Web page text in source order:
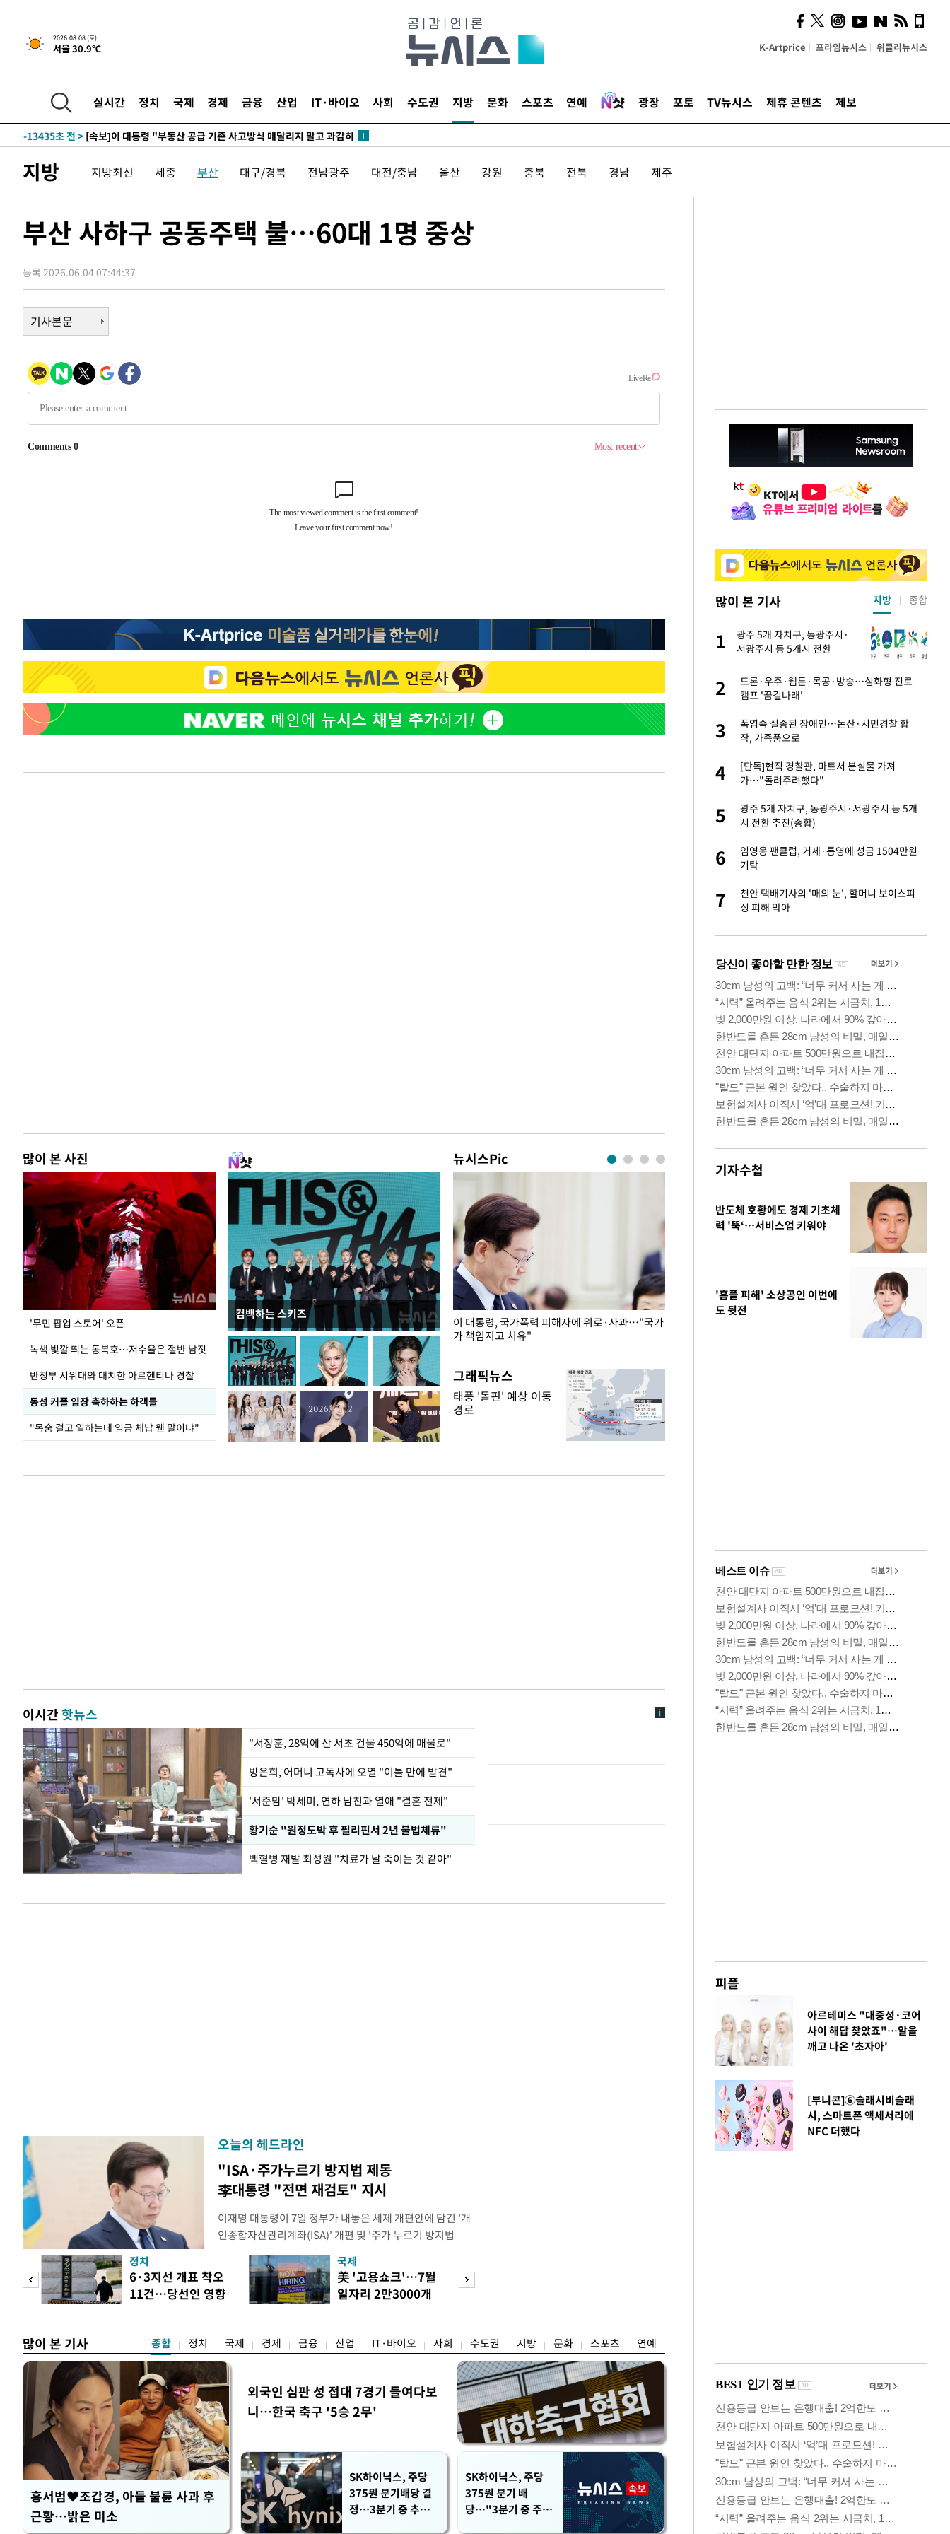
2026.08.08 (토)
서울 30.9℃ K-Artprice 프라임뉴시스 위클리뉴시스
실시간 정치 국제 경제 금융 산업 IT·바이오 사회 수도권 지방 문화 스포츠 연예 광장 포토 TV뉴시스 제휴 콘텐츠 제보
2시간 전 >[속보]규제합리화위원회 부위원장에 김태유 서울대 공대 교수…이병태
-18124초 전 >
하향수정 (2보)
-17572초 전 >
[속보] 미 사업체, 일자리 7월에 2.3만 개 줄어…실업률은 4.1%로
↓
-13435초 전 > [속보]이 대통령 "부동산 공급 기존 사고방식 매달리지 말고 과감히
실천"
운드는 임시"
-4088초 전 >
"낮 기온 소폭 하락"…수도권 폭염중대경보, 폭염경보로 하향
갈 수도
-1986초 전 >
낮 최고 37도 찜통더위…곳곳 소나기·강원 많은 비[내일날씨]
응"
47분 전 >여자배구 이재영·이다영 자매, 아제르바이잔 투란VC 입단
59분 전 >외국인 심판 성 접대 7경기 들여다보니…한국 축구 '5승 2무'
1시간 전 >[속보]코스닥, 2.86포인트(0.36%) 내린 798.81마감
1시간 전 >[속보]코스피, 6200선 약보합…0.60% 내린 6258.77에 마쳐
1시간 전 >[속보] 노원서 40.1도 관측…서울, 2018년 이후 첫 40도
1시간 전 >[속보]종합특검, '계엄 수용공간 확보' 신용해 前교정본부장 기소
2시간 전 >외신들도 주목한 韓축구 파문…"국민적 공분에 수사 재개"
2시간 전 >11시간 압수수색에 성접대 파문까지…'쑥대밭' 된 축구협회
2시간 전 >[속보]규제합리화위원회 부위원장에 김태유 서울대 공대 교수…이병태
[속보] 미 사업체, 일자리 7월에 2.3만 개 줄어…실업률은 4.1%로
[속보]이 대통령 "부동산 공급 기존 사고방식 매달리지 말고 과감히
갈 수도
-1986초 전 >
낮 최고 37도 찜통더위…곳곳 소나기·강원 많은 비[내일날씨]
-292초 전 >SK하이닉스, 용인·청주 팹에 54조 투자…"AI 메모리 수요 선제 대
응"47분 전 >여자배구 이재영·이다영 자매, 아제르바이잔 투란VC 입단
59분 전 >
외국인 심판 성 접대 7경기 들여다보니…한국 축구 '5승 2무'
1시간 전 >[속보]코스닥, 2.86포인트(0.36%) 내린 798.81마감
1시간 전 >
[속보]코스피, 6200선 약보합…0.60% 내린 6258.77에 마쳐
지방 지방최신 세종 부산 대구/경북 전남광주 대전/충남 울산 강원 충북 전북 경남 제주
부산 사하구 공동주택 불…60대 1명 중상
등록 2026.06.04 07:44:37
기사본문
많이 본 사진
'무민 팝업 스토어' 오픈
녹색 빛깔 띄는 동복호…저수율은 절반 남짓
반정부 시위대와 대치한 아르헨티나 경찰
동성 커플 입장 축하하는 하객들
"목숨 걸고 일하는데 임금 체납 웬 말이냐"
컴백하는 스키즈
뉴시스Pic
지석천 뒤덮은 개구리밥
이 대통령, 국가폭력 피해자에 위로·사과…"국가
가 책임지고 치유"
오세훈 서울시
환경 점검
그래픽뉴스
태풍 '돌핀' 예상 이동
경로
이시간핫뉴스
"서장훈, 28억에 산 서초 건물 450억에 매물로"
방은희, 어머니 고독사에 오열 "이틀 만에 발견"
'서준맘' 박세미, 연하 남친과 열애 "결혼 전제"
황기순 "원정도박 후 필리핀서 2년 불법체류"
백혈병 재발 최성원 "치료가 날 죽이는 것 같아"
오늘의 헤드라인
"ISA·주가누르기 방지법 제동
李대통령 "전면 재검토" 지시
이재명 대통령이 7일 정부가 내놓은 세제 개편안에 담긴 '개
인종합자산관리계좌(ISA)' 개편 및 '주가 누르기 방지법
안'을 전면 재검토 할 것을 지시했다. 이 대통령은 이날 참모
들과의 상황 점검 회의에서 ISA 개편 방안 및 주가 누르기 방
지법안을 둘러싼 투자자들의 반발 등에 대한 내용을 보고 받
았다. 이 자리에서 이 대통령은 ISA 개편안과
정치
6·3지선 개표 착오
11건…당선인 영향
국제
美 '고용쇼크'…7월
일자리 2만3000개
많이 본 기사 종합 정치 국제 경제 금융 산업 IT·바이오 사회 수도권 지방 문화 스포츠 연예
홍서범♥조갑경, 아들 불륜 사과 후
근황…밝은 미소
외국인 심판 성 접대 7경기 들여다보
니…한국 축구 '5승 2무'
SK하이닉스, 주당
375원 분기배당 결
정…3분기 중 추가
SK하이닉스, 주당
375원 분기 배
당…"3분기 중 주주
많이 본 기사
홍서범♥조갑경, 아들 불륜 사
과 후 근황…밝은 미소
2
국 축구 '5승 2무'
3
SK하이닉스, 주당 375원 분기배당 결정…3
분기 중 추가 주주환원 발표
4
1
광주 5개 자치구, 동광주시·
서광주시 등 5개시 전환
2
드론·우주·웹툰·목공·방송…심화형 진로
캠프 '꿈길나래'
3
폭염속 실종된 장애인…논산·시민경찰 합
작, 가족품으로
4
[단독]현직 경찰관, 마트서 분실물 가져
가…"돌려주려했다"
5
광주 5개 자치구, 동광주시·서광주시 등 5개
시 전환 추진(종합)
6
임영웅 팬클럽, 거제·통영에 성금 1504만원
기탁
7
천안 택배기사의 '매의 눈', 할머니 보이스피
싱 피해 막아
지방 종합
기자수첩
반도체 호황에도 경제 기초체
력 '뚝‘…서비스업 키워야
'홈플 피해' 소상공인 이번에
도 뒷전
피플
아르테미스 "대중성·코어
사이 해답 찾았죠"…알을
깨고 나온 '초자아'
[부니콘]⑥슬래시비슬래
시, 스마트폰 액세서리에
NFC 더했다